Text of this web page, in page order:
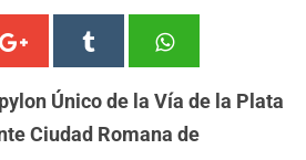
Único de la Vía de la Plata
Ciudad Romana de